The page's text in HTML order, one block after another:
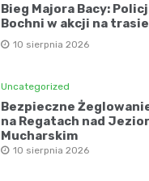
Bieg Majora Bacy:
Bochni w akcji na trasie
10 sierpnia 2026
Uncategorized
Bezpieczne
na Regatach nad
Mucharskim
10 sierpnia 2026